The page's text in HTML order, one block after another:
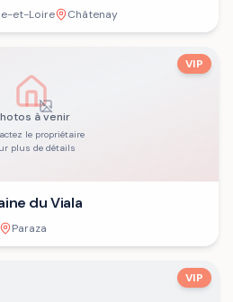
et-Loire Châtenay
à venir
le propriétaire
plus de détails
VIP
du Viala
Paraza
VIP